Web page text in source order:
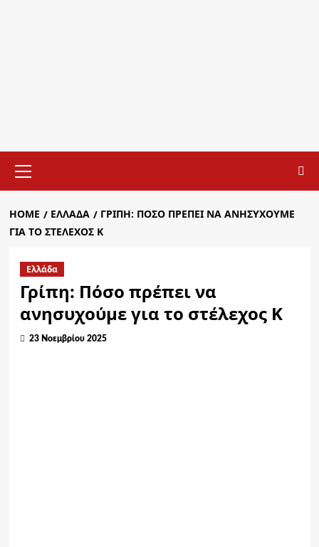
Menu
HOME ΕΛΛΆΔΑ
ΓΡΊΠΗ: ΠΌΣΟ ΠΡΈΠΕΙ ΝΑ ΑΝΗΣΥΧΟΎΜΕ
ΓΙΑ ΤΟ ΣΤΈΛΕΧΟΣ Κ
Ελλάδα
Γρίπη: Πόσο πρέπει να
ανησυχούμε για το στέλεχος Κ
23 Νοεμβρίου 2025